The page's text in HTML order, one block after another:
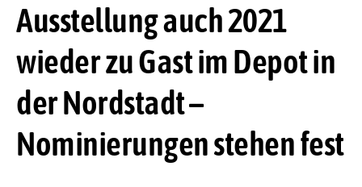
Ausstellung auch 2021
wieder zu Gast im Depot in
der Nordstadt –
Nominierungen stehen fest